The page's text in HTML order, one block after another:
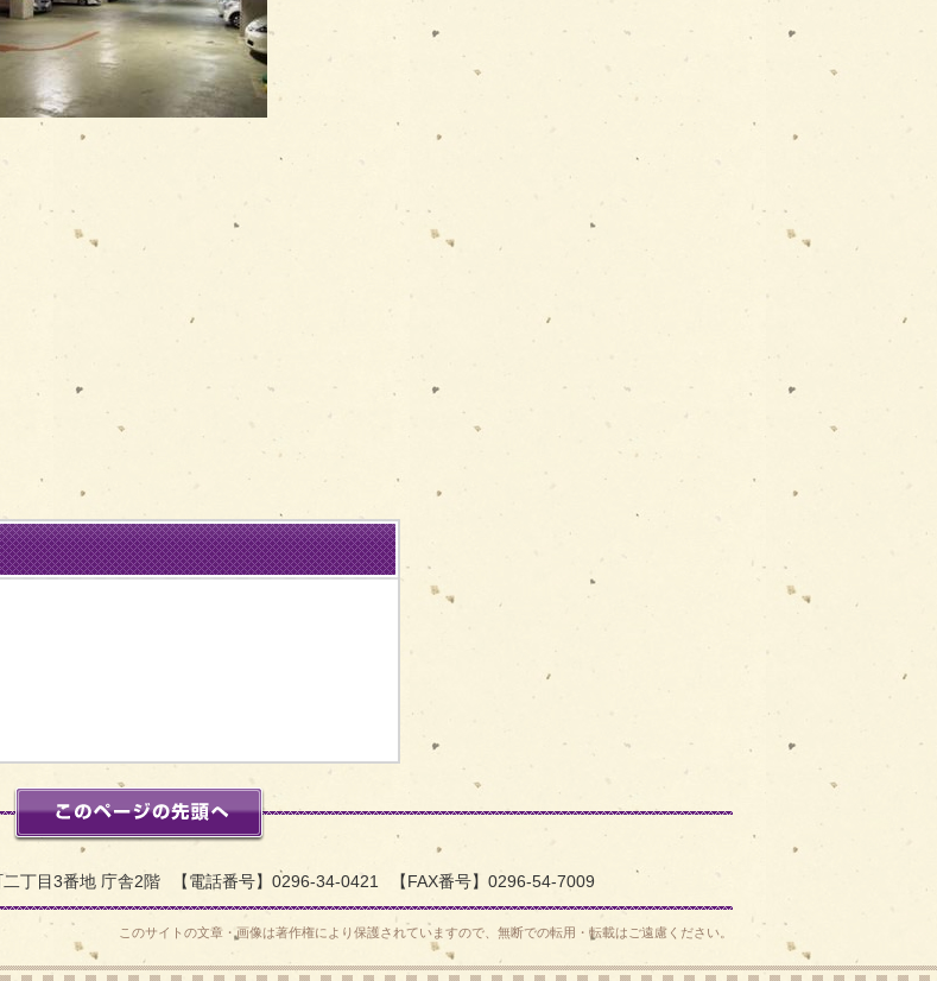
このページの内容に関するお問い合わせ先
ン
丁目3番地 庁舎2階
【電話番号】0296-34-0421 【FAX番号】0296-54-7009
このサイトの文章・画像は著作権により保護されていますので、無断での転用・転載はご遠慮ください。